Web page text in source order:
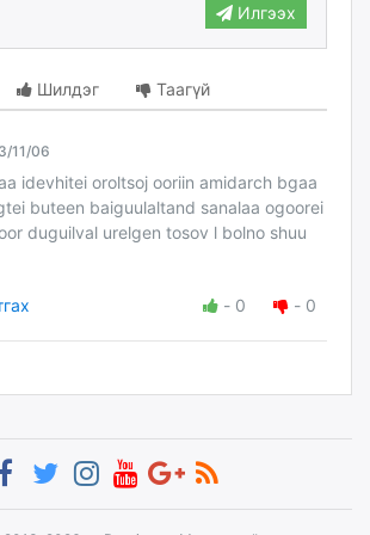
Илгээх
Шилдэг Таагүй
11/06
idevhitei oroltsoj ooriin amidarch bgaa
buteen baiguulaltand sanalaa ogoorei
duguilval urelgen tosov l bolno shuu
- 0 - 0